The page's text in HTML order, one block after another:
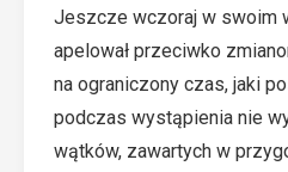
Jeszcze wczoraj w swoim
apelował przeciwko
na ograniczony czas, jaki
podczas wystąpienia nie
wątków, zawartych w